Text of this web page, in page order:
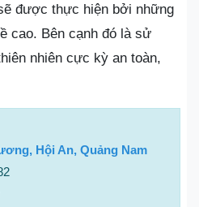
được thực hiện bởi những
cao. Bên cạnh đó là sử
nhiên cực kỳ an toàn,
Hội An, Quảng Nam